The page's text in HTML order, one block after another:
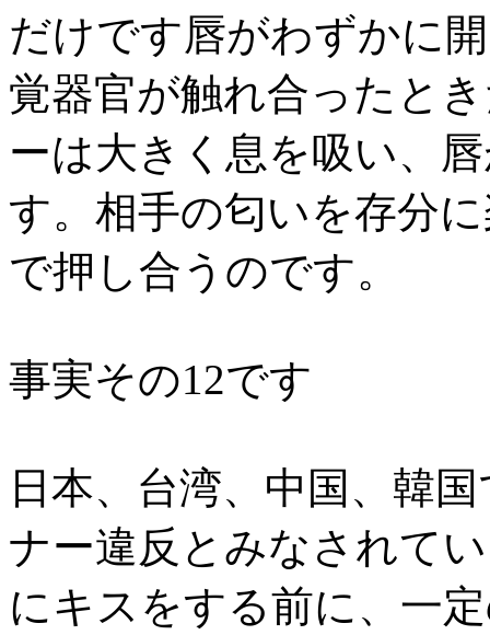
だけです唇がわずかに
覚器官が触れ合ったと
ーは大きく息を吸い、
す。相手の匂いを存分
で押し合うのです。
事実その12です
日本、台湾、中国、韓
ナー違反とみなされて
にキスをする前に、一